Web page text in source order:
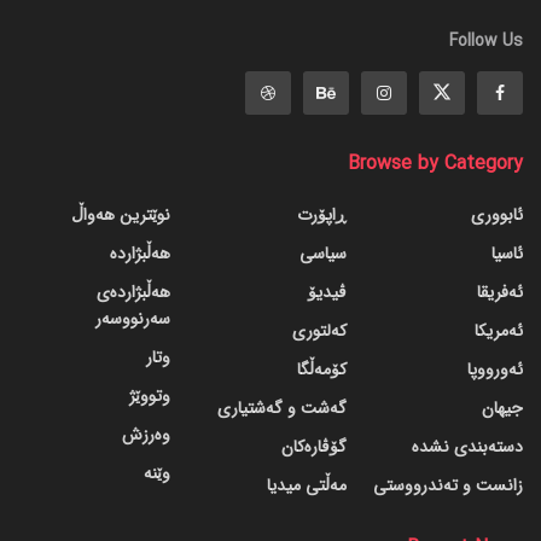
Follow Us
Browse by Category
ئابووری
ئاسیا
ئەفریقا
ئەمریکا
ئەورووپا
جیهان
دسته‌بندی نشده
زانست و تەندرووستی
ڕاپۆرت
سیاسی
ڤیدیۆ
کەلتوری
کۆمەڵگا
گه‌شت و گه‌شتیاری
گۆڤاره‌کان
مەڵتی میدیا
نوێترین هەواڵ
هەڵبژاردە
هەڵبژاردەی
سەرنووسەر
وتار
وتووێژ
وەرزش
وێنە